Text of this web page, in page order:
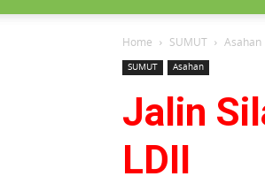
Home SUMUT Asahan
SUMUT Asahan
Jalin
LDII